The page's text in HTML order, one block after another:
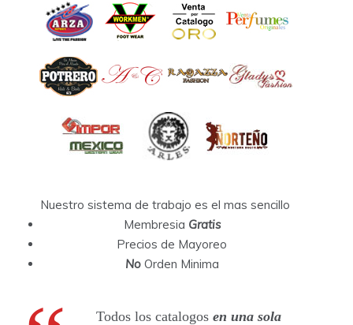
Nuestro sistema de trabajo es el mas sencillo
Membresia Gratis
Precios de Mayoreo
NoOrden Minima
Todos los catalogos en una sola